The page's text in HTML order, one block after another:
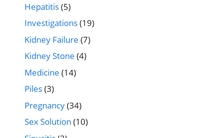
Hepatitis(5)
Investigations(19)
Kidney Failure (7)
Kidney Stone (4)
Medicine (14)
Piles(3)
Pregnancy(34)
Sex Solution (10)